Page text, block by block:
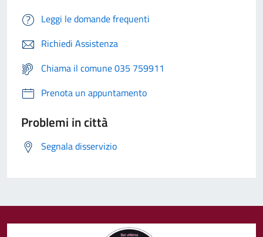
Leggi le domande frequenti
Richiedi Assistenza
Chiama il comune 035 759911
Prenota un appuntamento
Problemi in città
Segnala disservizio